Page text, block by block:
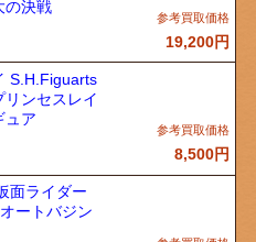
の決戦
19,200円
S.H.Figuarts
リンセスレイ
ュア
8,500円
面ライダー
ートバジン